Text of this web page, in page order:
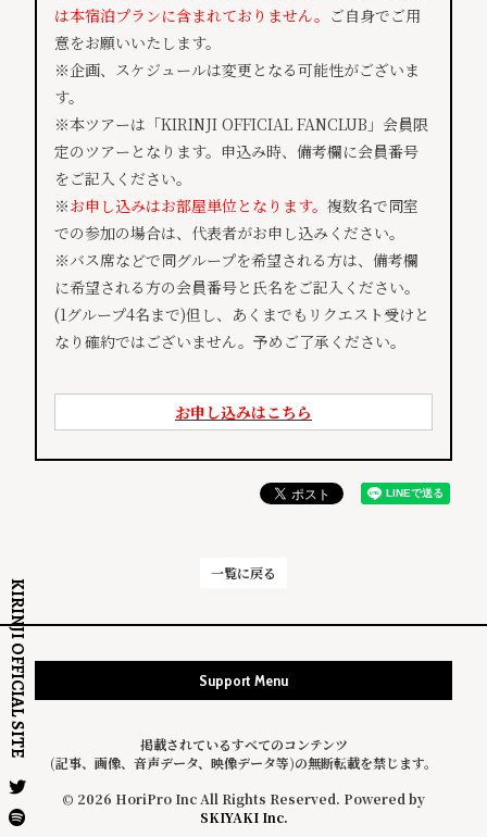
KIRINJI OFFICIAL SITE
は本宿泊プランに含まれておりません。 ご自身でご用
意をお願いいたします。
※企画、スケジュールは変更となる可能性がございま
す。
※本ツアーは「KIRINJI OFFICIAL FANCLUB」会員限
定のツアーとなります。申込み時、備考欄に会員番号
をご記入ください。
※お申し込みはお部屋単位となります。 複数名で同室
での参加の場合は、代表者がお申し込みください。
※バス席などで同グループを希望される方は、備考欄
に希望される方の会員番号と氏名をご記入ください。
(1グループ4名まで)但し、あくまでもリクエスト受けと
なり確約ではございません。予めご了承ください。
お申し込みはこちら
一覧に戻る
Support Menu
掲載されているすべてのコンテンツ
(記事、画像、音声データ、映像データ等)の無断転載を禁じます。
© 2026 HoriPro Inc All Rights Reserved. Powered by
SKIYAKI Inc.